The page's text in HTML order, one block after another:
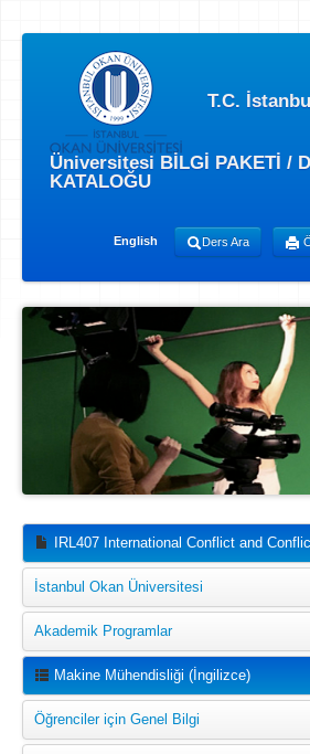
T.C.
Üniversitesi BİLGİ PAKETİ /
KATALOĞU
English Ders Ara
IRL407 International Conflict and
İstanbul Okan Üniversitesi
Akademik Programlar
Makine Mühendisliği (İngilizce)
Öğrenciler için Genel Bilgi